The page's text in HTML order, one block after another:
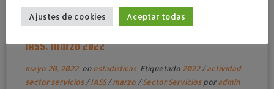
Indicadores de actividad del sector servicios.
IASS. Marzo 2022
mayo 20, 2022en estadísticas Etiquetado 2022 /actividad
sector servicios /IASS/marzo /Sector Servicios por admin
Ajustes de cookies Aceptar todas